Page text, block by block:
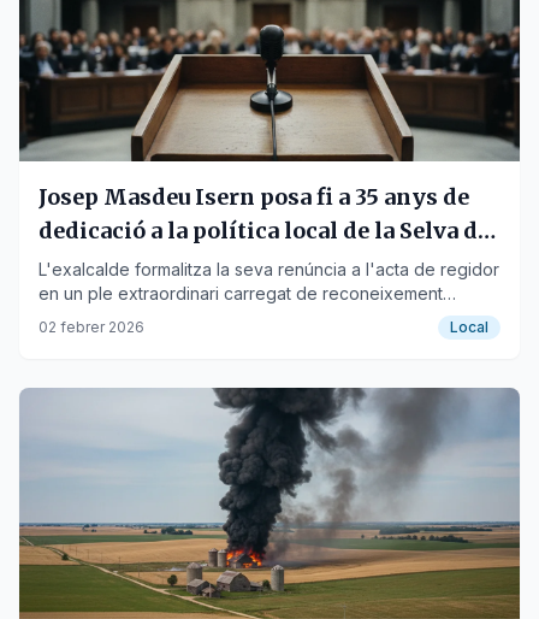
Josep Masdeu Isern posa fi a 35 anys de
dedicació a la política local de la Selva del
Camp
L'exalcalde formalitza la seva renúncia a l'acta de regidor
en un ple extraordinari carregat de reconeixement
institucional.
02 febrer 2026 Local